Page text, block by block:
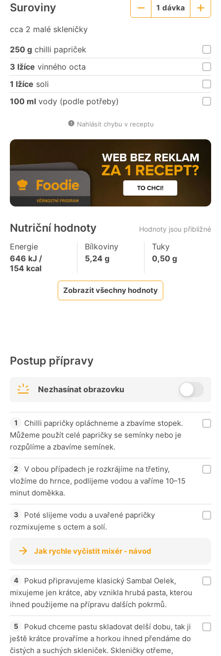
Suroviny
cca 2 malé skleničky
Menší
1 dávka
Větší
250 g chilli papriček
3 lžíce vinného octa
1 lžíce soli
100 ml vody (podle potřeby)
Nahlásit chybu v receptu
Nutriční hodnoty Hodnoty jsou přibližné
Energie
646 kJ /
154 kcal
Bílkoviny
5,24 g
Tuky
0,50g
Zobrazit všechny hodnoty
Postup přípravy
Nezhasínat obrazovku
Chilli papričky opláchneme a zbavíme stopek.
Můžeme použít celé papričky se semínky nebo je
rozpůlíme a zbavíme semínek.
V obou případech je rozkrájíme na třetiny,
vložíme do hrnce, podlijeme vodou a vaříme 10–15
minut doměkka.
Poté slijeme vodu a uvařené papričky
rozmixujeme s octem a solí.
Jak rychle vyčistit mixér - návod
Pokud připravujeme klasický Sambal Oelek,
mixujeme jen krátce, aby vznikla hrubá pasta, kterou
ihned použijeme na přípravu dalších pokrmů.
Pokud chceme pastu skladovat delší dobu, tak ji
ještě krátce provaříme a horkou ihned přendáme do
čistých a suchých skleniček. Skleničky otřeme,